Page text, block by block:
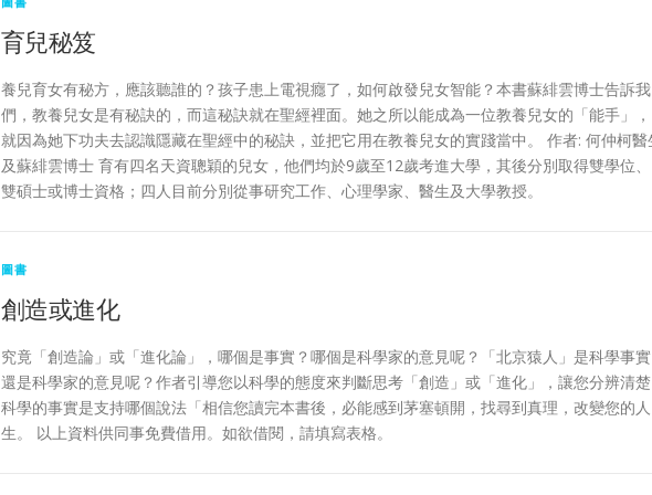
育兒秘笈
養兒育女有秘方，應該聽誰的？孩子患上電視癮了，如何啟發兒女智能？本書蘇緋雲博士告訴我
們，教養兒女是有秘訣的，而這秘訣就在聖經裡面。她之所以能成為一位教養兒女的「能手」，
就因為她下功夫去認識隱藏在聖經中的秘訣，並把它用在教養兒女的實踐當中。 作者: 何仲柯醫
及蘇緋雲博士 育有四名天資聰穎的兒女，他們均於9歲至12歲考進大學，其後分別取得雙學位、
雙碩士或博士資格；四人目前分別從事研究工作、心理學家、醫生及大學教授。
圖書
創造或進化
究竟「創造論」或「進化論」，哪個是事實？哪個是科學家的意見呢？「北京猿人」是科學事實
還是科學家的意見呢？作者引導您以科學的態度來判斷思考「創造」或「進化」，讓您分辨清楚
科學的事實是支持哪個說法「相信您讀完本書後，必能感到茅塞頓開，找尋到真理，改變您的人
生。 以上資料供同事免費借用。如欲借閱，請填寫表格。